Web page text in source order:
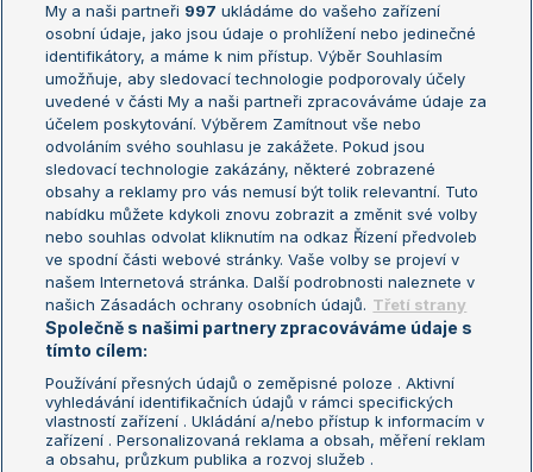
Žebříček ATP (muži)
Žebříček WTA (ženy)
Sázkařský žebříček
Australian Open
French Open
Wimbledon
US Open
Turnaj mistrů
Turnaj mistryň
Aktualní trendy
Fotbalové přestupy
Livesport Daily
LS Prague Open
Podmínky užití
Nastavení soukromí
GDPR a žurnalistika
Reklama
Informace o zpracování osobních
My a naši partneři 997 ukládáme do vašeho zařízení
osobní údaje, jako jsou údaje o prohlížení nebo jedinečné
identifikátory, a máme k nim přístup. Výběr Souhlasím
umožňuje, aby sledovací technologie podporovaly účely
uvedené v části My a naši partneři zpracováváme údaje za
účelem poskytování. Výběrem Zamítnout vše nebo
odvoláním svého souhlasu je zakážete. Pokud jsou
sledovací technologie zakázány, některé zobrazené
obsahy a reklamy pro vás nemusí být tolik relevantní. Tuto
nabídku můžete kdykoli znovu zobrazit a změnit své volby
nebo souhlas odvolat kliknutím na odkaz Řízení předvoleb
ve spodní části webové stránky. Vaše volby se projeví v
našem Internetová stránka. Další podrobnosti naleznete v
našich Zásadách ochrany osobních údajů. Třetí strany
Společně s našimi partnery zpracováváme údaje s
tímto cílem:
Používání přesných údajů o zeměpisné poloze . Aktivní
vyhledávání identifikačních údajů v rámci specifických
vlastností zařízení . Ukládání a/nebo přístup k informacím v
zařízení . Personalizovaná reklama a obsah, měření reklam
a obsahu, průzkum publika a rozvoj služeb .